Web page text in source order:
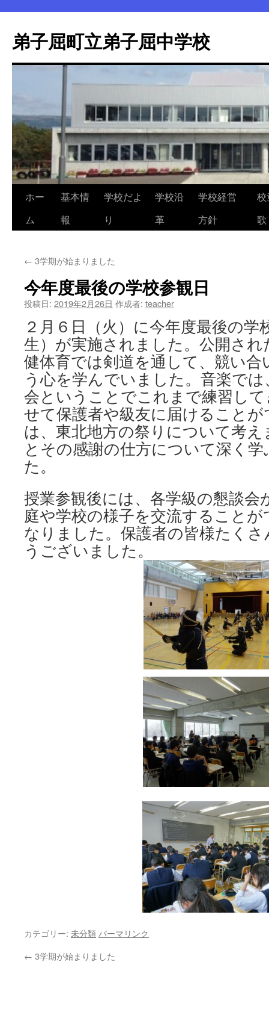
弟子屈町立弟子屈中学校
コ
ン
ツ
へ
キ
プ
ホー
ム
基本情
報
学校だよ
り
学校沿
革
学校経営
方針
校
歌
← 3学期が始まりました
今年度最後の学校参観日
投稿日: 2019年2月26日 作成者: teacher
２月６日（火）に今年度最後の学
生）が実施されました。公開さ
健体育では剣道を通して、競い
う心を学んでいました。音楽で
会ということでこれまで練習し
せて保護者や級友に届けること
は、東北地方の祭りについて考
とその感謝の仕方について深く
た。
授業参観後には、各学級の懇談会
庭や学校の様子を交流すること
なりました。保護者の皆様たく
うございました。
カテゴリー: 未分類 パーマリンク
← 3学期が始まりました